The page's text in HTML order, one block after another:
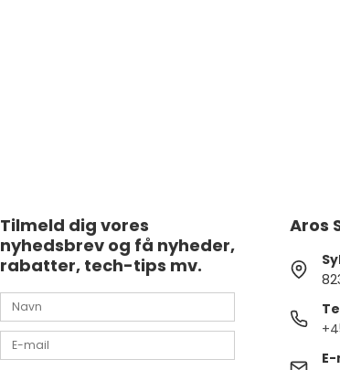
Tilmeld dig vores
nyhedsbrev og få nyheder,
rabatter, tech-tips mv.
Aros